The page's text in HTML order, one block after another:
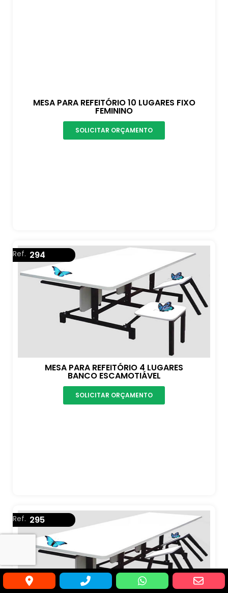
MESA PARA REFEITÓRIO 10 LUGARES FIXO
FEMININO
SOLICITAR ORÇAMENTO
MESA PARA REFEITÓRIO 4 LUGARES
BANCO ESCAMOTIÁVEL
Ref. 294
SOLICITAR ORÇAMENTO
Ref. 295